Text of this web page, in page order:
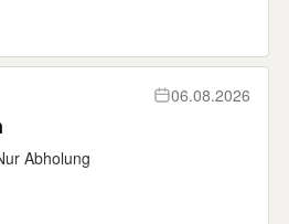
06.08.2026
Abholung